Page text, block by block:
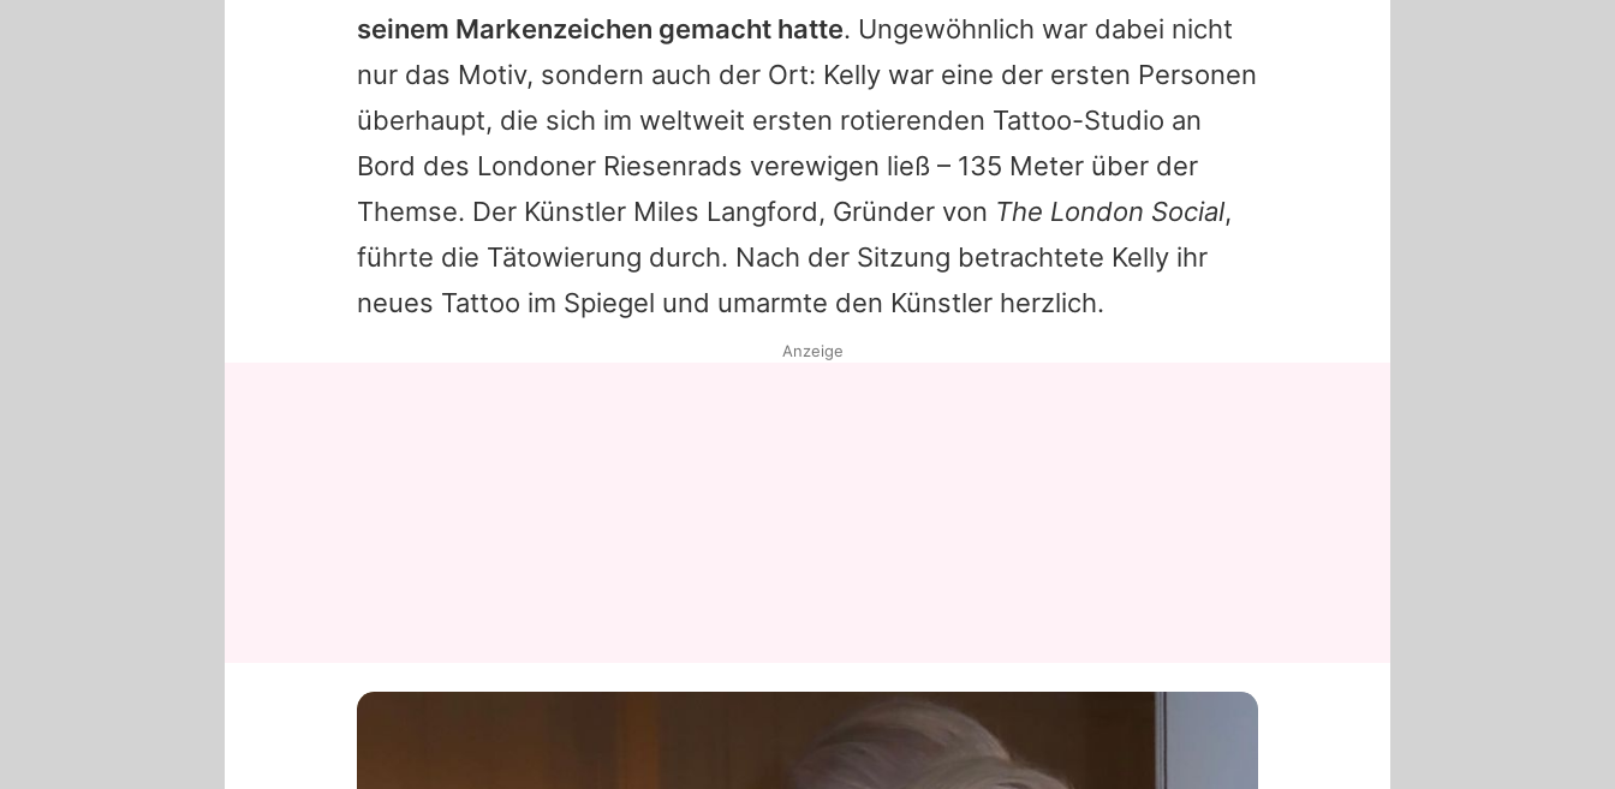
Team
Redaktionelle Richtlinien
Impressum
Datenschutzerklärung
Nutzungsbedingungen
seinem Markenzeichen gemacht hatte. Ungewöhnlich war dabei nicht
nur das Motiv, sondern auch der Ort: Kelly war eine der ersten Personen
überhaupt, die sich im weltweit ersten rotierenden Tattoo-Studio an
Bord des Londoner Riesenrads verewigen ließ – 135 Meter über der
Themse. Der Künstler Miles Langford, Gründer von The London Social,
führte die Tätowierung durch. Nach der Sitzung betrachtete Kelly ihr
neues Tattoo im Spiegel und umarmte den Künstler herzlich.
Anzeige